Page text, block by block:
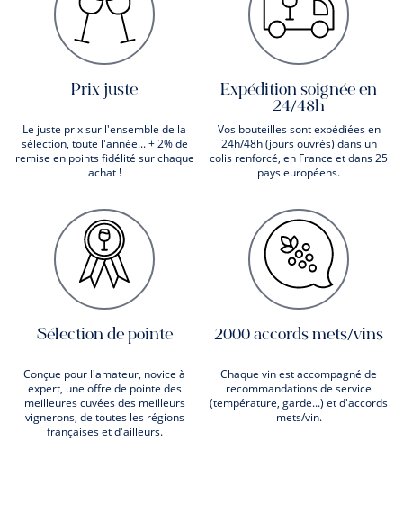
Prix juste
Le juste prix sur l'ensemble de la
sélection, toute l'année... + 2% de
remise en points fidélité sur chaque
achat !
Expédition soignée en
24/48h
Vos bouteilles sont expédiées en
24h/48h (jours ouvrés) dans un
colis renforcé, en France et dans 25
pays européens.
Sélection de pointe
Conçue pour l'amateur, novice à
expert, une offre de pointe des
meilleures cuvées des meilleurs
vignerons, de toutes les régions
françaises et d'ailleurs.
2000 accords mets/vins
Chaque vin est accompagné de
recommandations de service
(température, garde...) et d'accords
mets/vin.